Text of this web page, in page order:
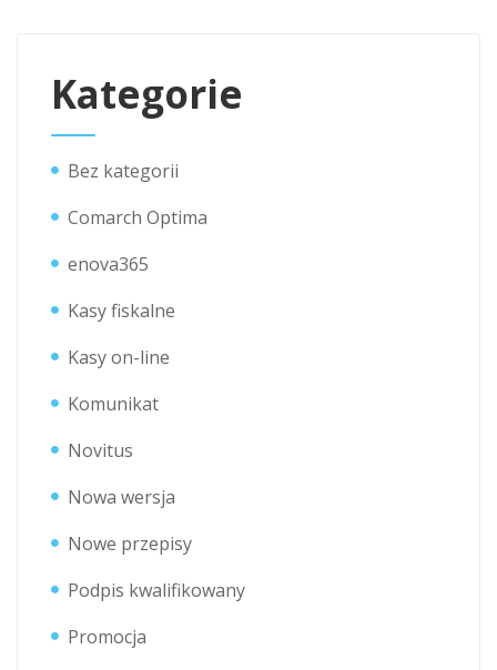
Kategorie
Bez kategorii
Comarch Optima
enova365
Kasy fiskalne
Kasy on-line
Komunikat
Novitus
Nowa wersja
Nowe przepisy
Podpis kwalifikowany
Promocja